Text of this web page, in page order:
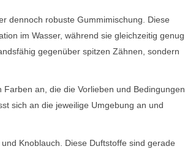
dennoch robuste Gummimischung. Diese
im Wasser, während sie gleichzeitig genug
gegenüber spitzen Zähnen, sondern
an, die die Vorlieben und Bedingungen
sich an die jeweilige Umgebung an und
Knoblauch. Diese Duftstoffe sind gerade